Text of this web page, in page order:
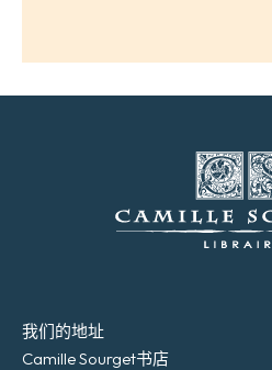
我们的地址
Camille Sourget书店